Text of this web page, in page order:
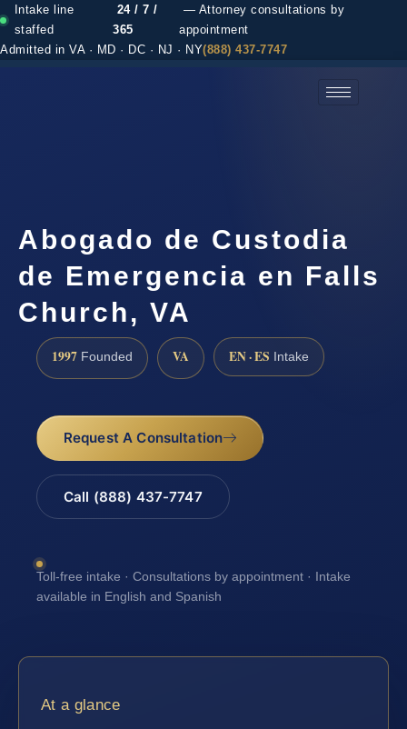
Intake line
staffed
24 / 7 /
365
— Attorney consultations by
appointment
Admitted in VA · MD · DC · NJ · NY(888) 437-7747
Abogado de Custodia
de Emergencia en Falls
Church, VA
1997 Founded VA EN · ES Intake
Request A Consultation
Call (888) 437-7747
Toll-free intake · Consultations by appointment · Intake
available in English and Spanish
At a glance